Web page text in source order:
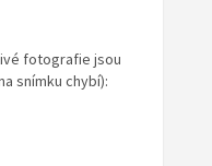
fotografie jsou
snímku chybí):